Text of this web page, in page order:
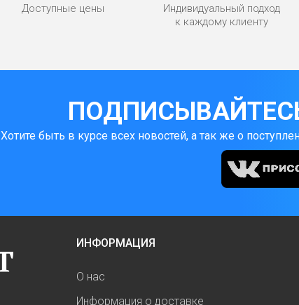
Доступные цены
Индивидуальный подход
к каждому клиенту
Хотите быть в курсе всех новостей, а так же о
ИНФОРМАЦИЯ
О нас
Информация о доставке